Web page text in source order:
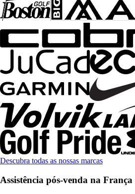
Descubra todas as nossas marcas
Assistência pós-venda na França